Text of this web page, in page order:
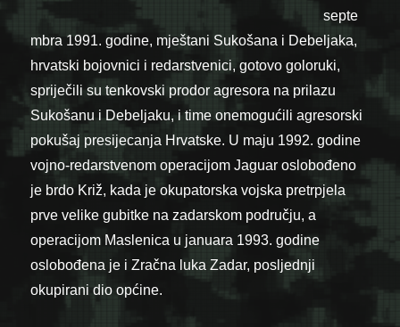
septe
mbra 1991. godine, mještani Sukošana i Debeljaka,
hrvatski bojovnici i redarstvenici, gotovo goloruki,
spriječili su tenkovski prodor agresora na prilazu
Sukošanu i Debeljaku, i time onemogućili agresorski
pokušaj presijecanja Hrvatske. U maju 1992. godine
vojno-redarstvenom operacijom Jaguar oslobođeno
je brdo Križ, kada je okupatorska vojska pretrpjela
prve velike gubitke na zadarskom području, a
operacijom Maslenica u januara 1993. godine
oslobođena je i Zračna luka Zadar, posljednji
okupirani dio općine.